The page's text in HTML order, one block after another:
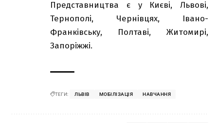
Представництва є у Києві, Львові,
Тернополі, Чернівцях, Івано-
Франківську, Полтаві, Житомирі,
Запоріжжі.
ТЕГИ: ЛЬВІВ МОБІЛІЗАЦІЯ НАВЧАННЯ